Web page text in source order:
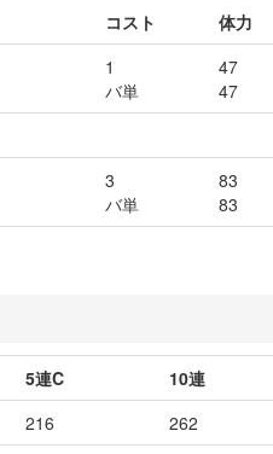
コスト 体力
1
バ単
47
47
3
バ単
83
83
5連C 10連
216 262